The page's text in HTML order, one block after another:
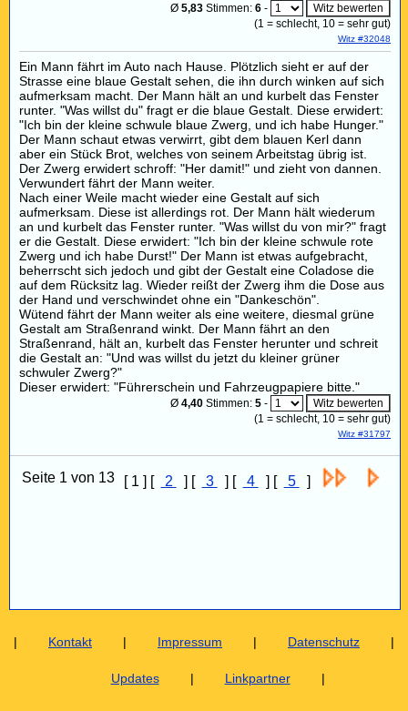
Ø 5,83 Stimmen: 6 -
(1 = schlecht, 10 = sehr gut)
Witz #32048
Ein Mann fährt im Auto nach Hause. Plötzlich sieht er auf der
Strasse eine blaue Gestalt sehen, die ihn durch winken auf sich
aufmerksam macht. Der Mann hält an und kurbelt das Fenster
runter. "Was willst du" fragt er die blaue Gestalt. Diese erwidert:
"Ich bin der kleine schwule blaue Zwerg, und ich habe Hunger."
Der Mann schaut etwas verwirrt, gibt dem blauen Kerl dann
aber ein Stück Brot, welches von seinem Arbeitstag übrig ist.
Der Zwerg erwidert schroff: "Her damit!" und zieht von dannen.
Verwundert fährt der Mann weiter.
Nach einer Weile macht wieder eine Gestalt auf sich
aufmerksam. Diese ist allerdings rot. Der Mann hält wiederum
an und kurbelt das Fenster runter. "Was willst du von mir?" fragt
er die Gestalt. Diese erwidert: "Ich bin der kleine schwule rote
Zwerg und ich habe Durst!" Der Mann ist etwas aufgebracht,
beherrscht sich jedoch und gibt der Gestalt eine Coladose die
auf dem Rücksitz lag. Wieder reißt der Zwerg ihm die Dose aus
der Hand und verschwindet ohne ein "Dankeschön".
Wütend fährt der Mann weiter als eine weitere, diesmal grüne
Gestalt am Straßenrand winkt. Der Mann fährt an den
Straßenrand, hält an, kurbelt das Fenster herunter und schreit
die Gestalt an: "Und was willst du jetzt du kleiner grüner
schwuler Zwerg?"
Dieser erwidert: "Führerschein und Fahrzeugpapiere bitte."
Ø 4,40 Stimmen: 5 -
(1 = schlecht, 10 = sehr gut)
Witz #31797
Seite 1 von 13 [ 1 ] [ 2 ] [ 3 ] [ 4 ] [ 5 ]
| Kontakt | Impressum | Datenschutz |
Updates | Linkpartner |